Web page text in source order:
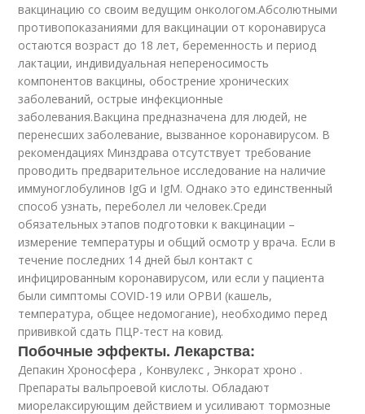
вакцинацию со своим ведущим онкологом.Абсолютными
противопоказаниями для вакцинации от коронавируса
остаются возраст до 18 лет, беременность и период
лактации, индивидуальная непереносимость
компонентов вакцины, обострение хронических
заболеваний, острые инфекционные
заболевания.Вакцина предназначена для людей, не
перенесших заболевание, вызванное коронавирусом. В
рекомендациях Минздрава отсутствует требование
проводить предварительное исследование на наличие
иммуноглобулинов IgG и IgM. Однако это единственный
способ узнать, переболел ли человек.Среди
обязательных этапов подготовки к вакцинации –
измерение температуры и общий осмотр у врача. Если в
течение последних 14 дней был контакт с
инфицированным коронавирусом, или если у пациента
были симптомы COVID-19 или ОРВИ (кашель,
температура, общее недомогание), необходимо перед
прививкой сдать ПЦР-тест на ковид.
Побочные эффекты. Лекарства:
Депакин Хроносфера , Конвулекс , Энкорат хроно .
Препараты вальпроевой кислоты. Обладают
миорелаксирующим действием и усиливают тормозные